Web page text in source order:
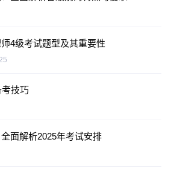
4级考试题型及其重要性
技巧
面解析2025年考试安排